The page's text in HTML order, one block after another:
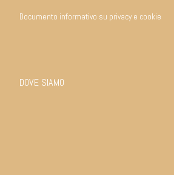
Documento informativo su privacy e cookie
DOVE SIAMO